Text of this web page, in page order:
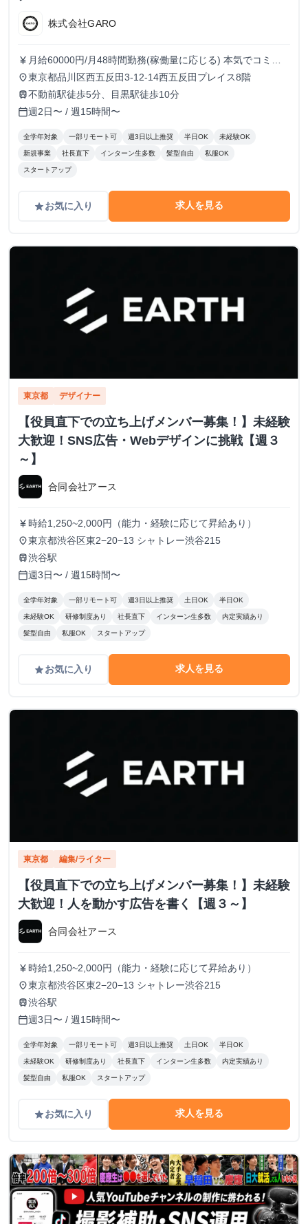
株式会社GARO
currency_yen 月給60000円/月48時間勤務(稼働量に応じる) 本気でコミッ
トすれば、学生でも圧倒的な実績と報酬を得られる環境で
す！
place東京都品川区西五反田3-12-14西五反田プレイス8階
train不動前駅徒歩5分、目黒駅徒歩10分
calendar_today週2日〜 / 週15時間〜
全学年対象 一部リモート可 週3日以上推奨 半日OK 未経験OK
新規事業 社長直下 インターン生多数 髪型自由 私服OK
スタートアップ
gradeお気に入り 求人を見る
東京都 デザイナー
【役員直下での立ち上げメンバー募集！】未経験
大歓迎！SNS広告・Webデザインに挑戦【週３
～】
合同会社アース
currency_yen 時給1,250~2,000円（能力・経験に応じて昇給あり）
place東京都渋谷区東2−20−13 シャトレー渋谷215
train渋谷駅
calendar_today週3日〜 / 週15時間〜
全学年対象 一部リモート可 週3日以上推奨 土日OK 半日OK
未経験OK 研修制度あり 社長直下 インターン生多数 内定実績あり
髪型自由 私服OK スタートアップ
gradeお気に入り 求人を見る
東京都 編集/ライター
【役員直下での立ち上げメンバー募集！】未経験
大歓迎！人を動かす広告を書く【週３～】
合同会社アース
currency_yen 時給1,250~2,000円（能力・経験に応じて昇給あり）
place東京都渋谷区東2−20−13 シャトレー渋谷215
train渋谷駅
calendar_today週3日〜 / 週15時間〜
全学年対象 一部リモート可 週3日以上推奨 土日OK 半日OK
未経験OK 研修制度あり 社長直下 インターン生多数 内定実績あり
髪型自由 私服OK スタートアップ
gradeお気に入り 求人を見る